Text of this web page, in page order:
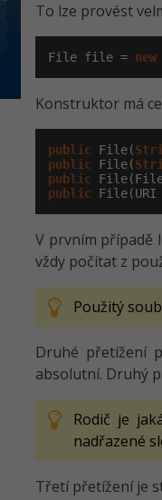
To lze provést
File file = new
Konstruktor má
public File(
public File(
public
public
V prvním případě
vždy počítat z
Použitý
Druhé přetížení
absolutní. Druhý
Rodič je
nadřazené
Třetí přetížení je